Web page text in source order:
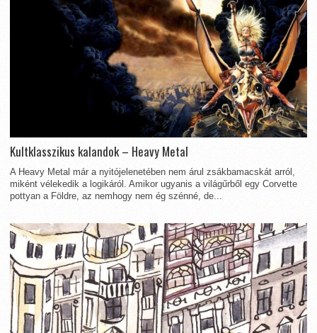
Kultklasszikus kalandok – Heavy Metal
A Heavy Metal már a nyitójelenetében nem árul zsákbamacskát arról,
miként vélekedik a logikáról. Amikor ugyanis a világűrből egy Corvette
pottyan a Földre, az nemhogy nem ég szénné, de...